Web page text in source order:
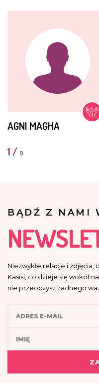
AGNI MAGHA
1 / 9
BĄDŹ Z NAMI
Niezwykłe relacje i zdjęcia,
Kasisi, co dzieje się wokół
nie przeoczysz żadnego